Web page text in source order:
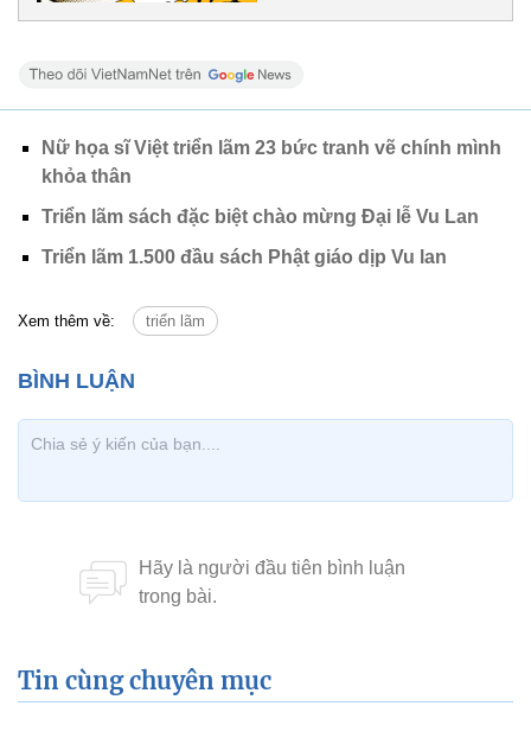
Nữ họa sĩ Việt triển lãm 23 bức tranh vẽ chính mình
khỏa thân
Triển lãm sách đặc biệt chào mừng Đại lễ Vu Lan
Triển lãm 1.500 đầu sách Phật giáo dịp Vu lan
Xem thêm về: triển lãm
Tin cùng chuyên mục